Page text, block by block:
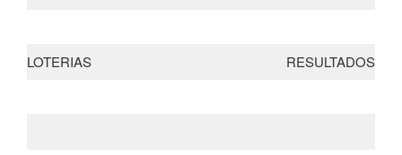
LOTERIAS RESULTADOS